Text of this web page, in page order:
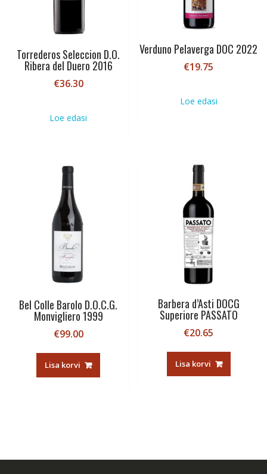
Torrederos Seleccion D.O.
Ribera del Duero 2016
€36.30
Loe edasi
Verduno Pelaverga DOC 2022
€19.75
Loe edasi
Bel Colle Barolo D.O.C.G.
Monvigliero 1999
€99.00
Lisa korvi
Barbera d’Asti DOCG
Superiore PASSATO
€20.65
Lisa korvi